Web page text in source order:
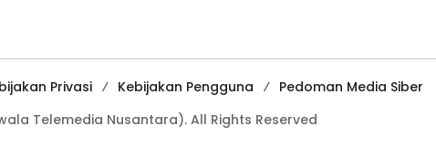
Privasi Kebijakan Pengguna
Pedoman Media Siber
Telemedia Nusantara). All Rights Reserved